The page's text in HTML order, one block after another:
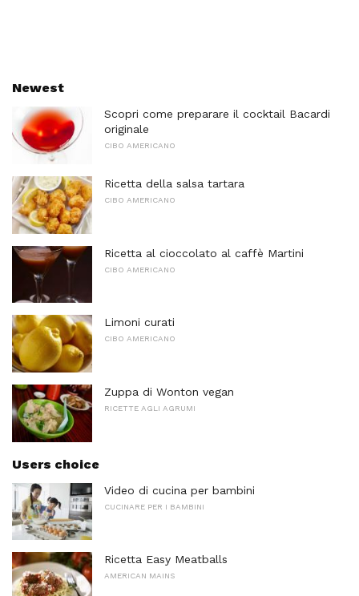
Newest
Scopri come preparare il cocktail Bacardi
originale
CIBO AMERICANO
Ricetta della salsa tartara
CIBO AMERICANO
Ricetta al cioccolato al caffè Martini
CIBO AMERICANO
Limoni curati
CIBO AMERICANO
Zuppa di Wonton vegan
RICETTE AGLI AGRUMI
Users choice
Video di cucina per bambini
CUCINARE PER I BAMBINI
Ricetta Easy Meatballs
AMERICAN MAINS